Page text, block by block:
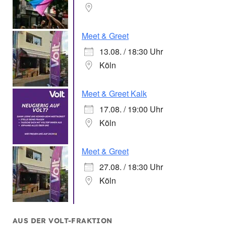
Meet & Greet
13.08. / 18:30 Uhr
Köln
Meet & Greet Kalk
17.08. / 19:00 Uhr
Köln
Meet & Greet
27.08. / 18:30 Uhr
Köln
AUS DER VOLT-FRAKTION